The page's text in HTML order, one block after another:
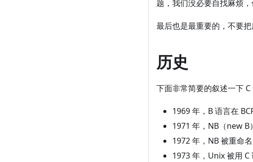
题，我们没必要自找麻烦，
最后也是最重要的，不要
历史
下面非常简要的叙述一下
1969 年，B 语言在
1971 年，NB（new B
1972 年，NB 被重命名
1973 年，Unix 被用 C